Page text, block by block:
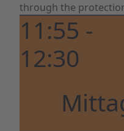
through the
11:55 -
12:30